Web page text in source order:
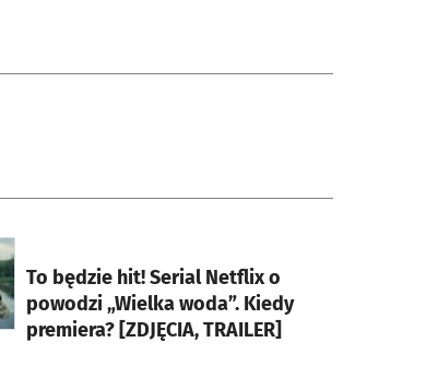
To będzie hit! Serial Netflix o
powodzi „Wielka woda”. Kiedy
premiera? [ZDJĘCIA, TRAILER]
nowej karcie